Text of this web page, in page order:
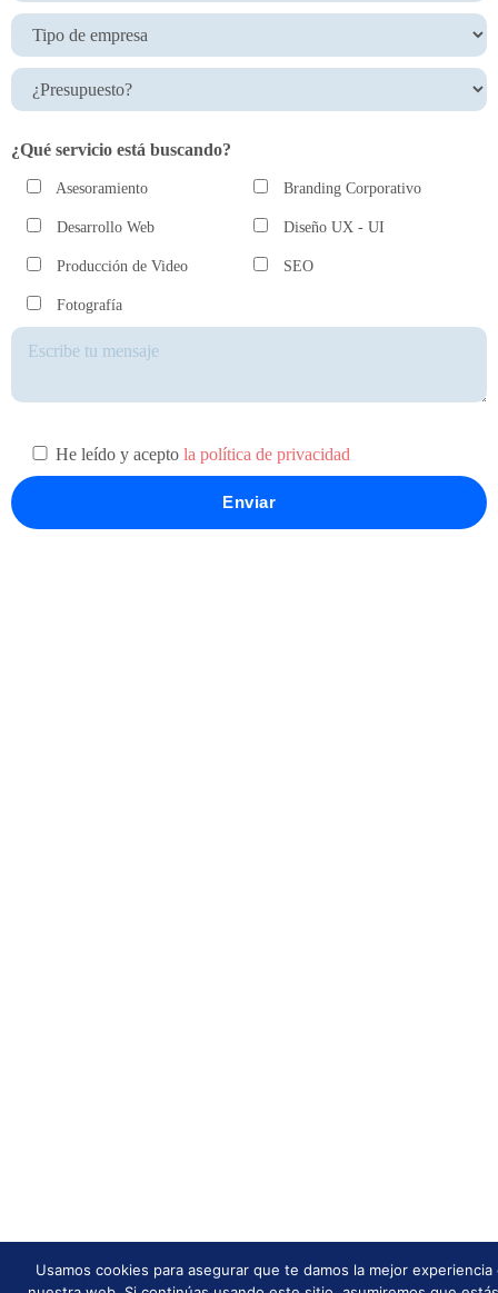
¿Qué servicio está buscando?
Asesoramiento Branding Corporativo
Desarrollo Web Diseño UX - UI
Producción de Video SEO
Fotografía
He leído y acepto la política de privacidad
Usamos cookies para asegurar que te damos la mejor experiencia